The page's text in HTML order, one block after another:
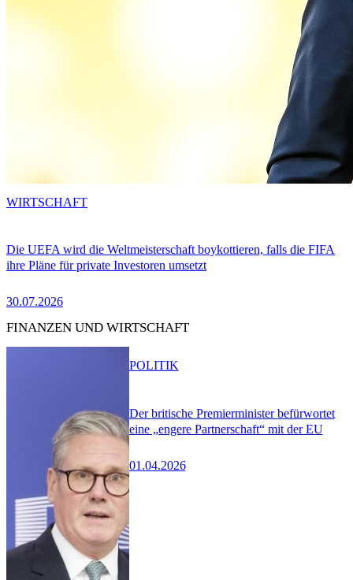
Die UEFA wird die Weltmeisterschaft boykottieren, falls die FIFA
ihre Pläne für private Investoren umsetzt
30.07.2026
WIRTSCHAFT
FINANZEN UND WIRTSCHAFT
Der britische Premierminister befürwortet
eine „engere Partnerschaft“ mit der EU
01.04.2026
POLITIK